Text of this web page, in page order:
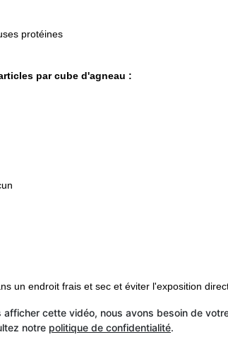
protéines
par cube d'agneau :
un endroit frais et sec et éviter l'exposition
afficher cette vidéo, nous avons besoin de
notre politique de confidentialité.